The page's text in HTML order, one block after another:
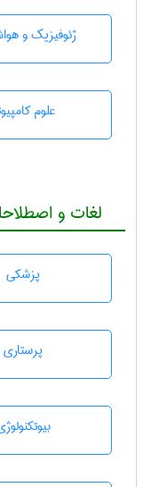
ژئوفيزيك و
علوم
لغات و
پزشكی
پرستاری